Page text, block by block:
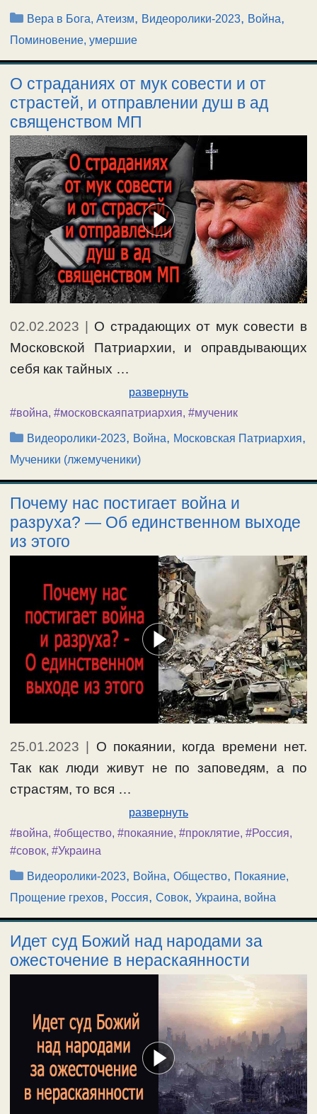
Рубрики
Вера в Бога, Атеизм, Видеоролики-2023, Война,
Поминовение, умершие
О страданиях от мук совести и от
страстей, и отправлении душ в ад
священством МП
02.02.2023
О страдающих от мук совести в
Московской Патриархии, и оправдывающих
себя как тайных …
развернуть
#война, #московскаяпатриархия, #мученик
Рубрики
Видеоролики-2023, Война, Московская Патриархия,
Мученики (лжемученики)
Почему нас постигает война и
разруха? — Об единственном выходе
из этого
25.01.2023
О покаянии, когда времени нет.
Так как люди живут не по заповедям, а по
страстям, то вся …
развернуть
#война, #общество, #покаяние, #проклятие, #Россия,
#совок, #Украина
Рубрики
Видеоролики-2023, Война,Общество, Покаяние,
Прощение грехов, Россия, Совок, Украина, война
Идет суд Божий над народами за
ожесточение в нераскаянности